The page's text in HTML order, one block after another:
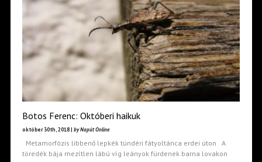
Botos Ferenc: Októberi haikuk
október 30th, 2018 | by Napút Online
Metamorfózis libbenő lepkék tündéri fátyoltánca erdei úton A
töredék bája mezítlen lábú víg leányok fürdenek barna lovakon